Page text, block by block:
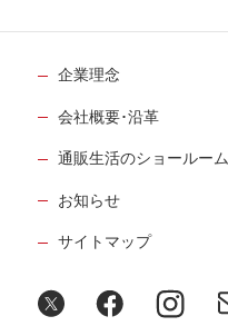
企業理念
会社概要･沿革
通販生活のショールーム
お知らせ
サイトマップ